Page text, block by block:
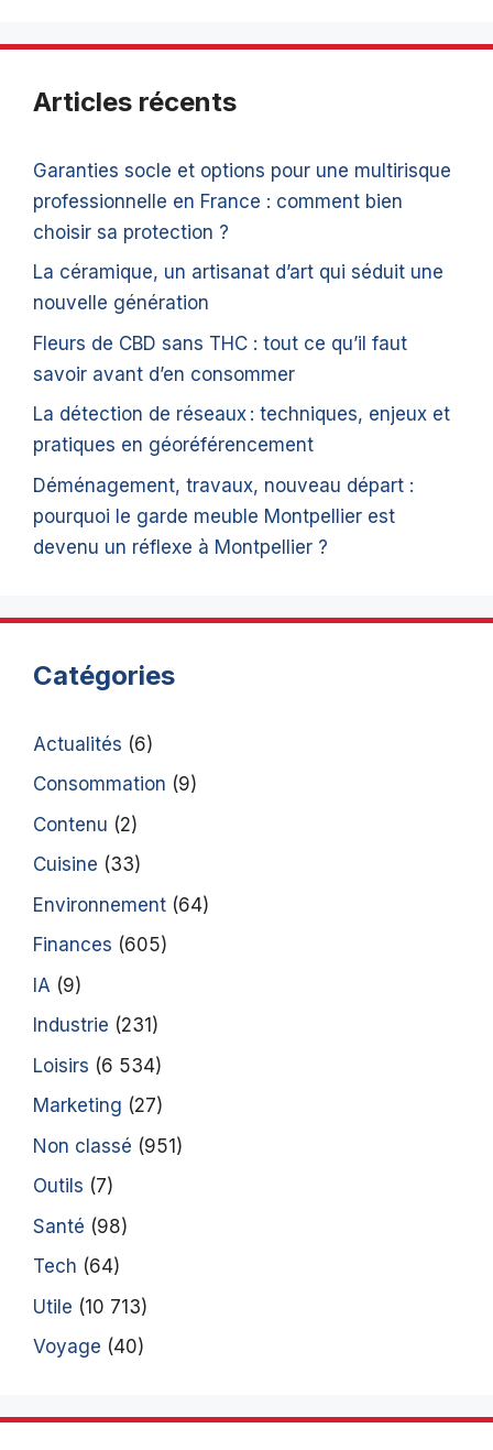
Articles récents
Garanties socle et options pour une multirisque
professionnelle en France : comment bien
choisir sa protection ?
La céramique, un artisanat d’art qui séduit une
nouvelle génération
Fleurs de CBD sans THC : tout ce qu’il faut
savoir avant d’en consommer
La détection de réseaux : techniques, enjeux et
pratiques en géoréférencement
Déménagement, travaux, nouveau départ :
pourquoi le garde meuble Montpellier est
devenu un réflexe à Montpellier ?
Catégories
Actualités (6)
Consommation (9)
Contenu (2)
Cuisine (33)
Environnement (64)
Finances (605)
IA (9)
Industrie (231)
Loisirs (6 534)
Marketing (27)
Non classé (951)
Outils (7)
Santé (98)
Tech (64)
Utile (10 713)
Voyage (40)